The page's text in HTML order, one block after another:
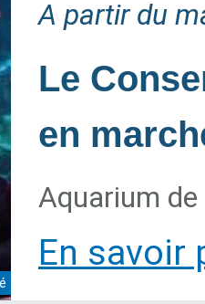
A partir du
Le
en
Aquarium
En savoir